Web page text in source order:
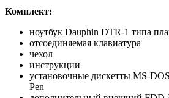
Комплект:
ноутбук Dauphin DTR-1 типа
отсоединяемая клавиатура
чехол
инструкции
установочные дискетты MS-
Pen